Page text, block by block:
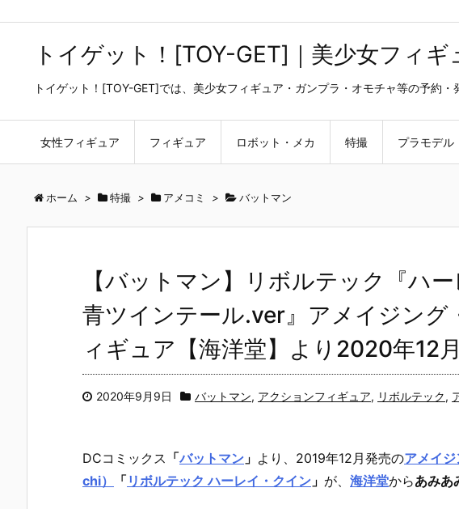
トイゲット！[TOY-GET]｜美少女フィ
トイゲット！[TOY-GET]では、美少女フィギュア・ガンプラ・オモチャ等の予約
女性フィギュア フィギュア ロボット・メカ 特撮 プラモデル
ホーム > 特撮 > アメコミ > バットマン
【バットマン】リボルテック『ハ
青ツインテール.ver』アメイジング
ィギュア【海洋堂】より2020年12
2020年9月9日 バットマン, アクションフィギュア, リボルテック,
DCコミックス 「バットマン 」 より、2019年12月発売のアメイ
chi）
「 リボルテック ハーレイ・クイン 」 が、 海洋堂からあみあ